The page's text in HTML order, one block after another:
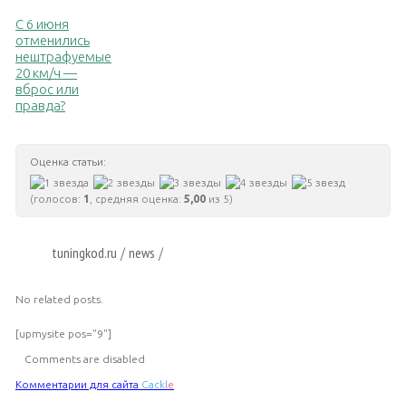
С 6 июня
отменились
нештрафуемые
20 км/ч —
вброс или
правда?
Оценка статьи:
(голосов: 1 , средняя оценка: 5,00 из 5)
tuningkod.ru / news /
No related posts.
[upmysite pos="9"]
Comments are disabled
Комментарии для сайта Cackle